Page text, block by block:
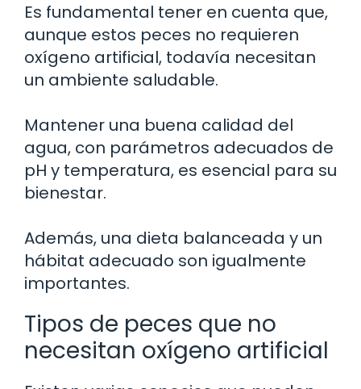
Es fundamental tener en cuenta que,
aunque estos peces no requieren
oxígeno artificial, todavía necesitan
un ambiente saludable.
Mantener una buena calidad del
agua, con parámetros adecuados de
pH y temperatura, es esencial para su
bienestar.
Además, una dieta balanceada y un
hábitat adecuado son igualmente
importantes.
Tipos de peces que no
necesitan oxígeno artificial